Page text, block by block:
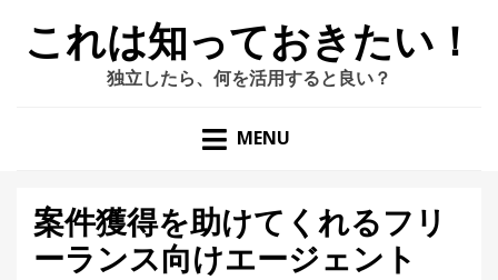
これは知っておきたい！
独立したら、何を活用すると良い？
MENU
案件獲得を助けてくれるフリ
ーランス向けエージェント